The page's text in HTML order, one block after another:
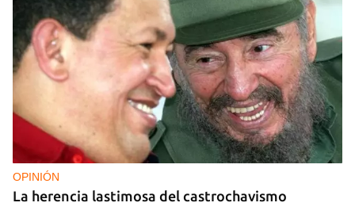
OPINIÓN
La herencia lastimosa del castrochavismo